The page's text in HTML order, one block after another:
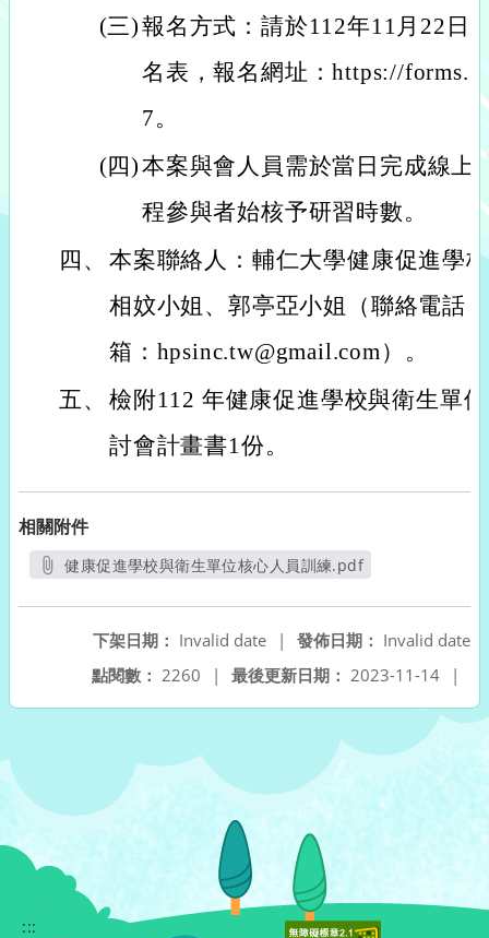
(三)報名方式：請於112年11月22日
名表，報名網址：https://
7。
(四)本案與會人員需於當日完成線上
程參與者始核予研習時數。
四、 本案聯絡人：輔仁大學健康促進學
相妏小姐、郭亭亞小姐（聯絡電話
箱：hpsinc.tw@gmail.com）。
五、 檢附112 年健康促進學校與衛生單
討會計畫書1份。
相關附件
健康促進學校與衛生單位核心人員訓練.pdf
發佈日期： Invalid date
下架日期： Invalid date
|
最後更新日期： 2023-11-14 |
點閱數： 2260 |
:::